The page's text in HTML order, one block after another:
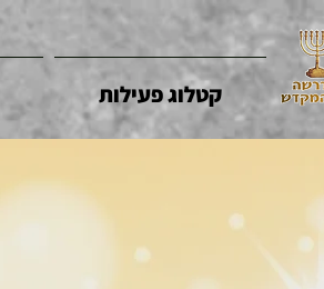
קטלוג פעילות